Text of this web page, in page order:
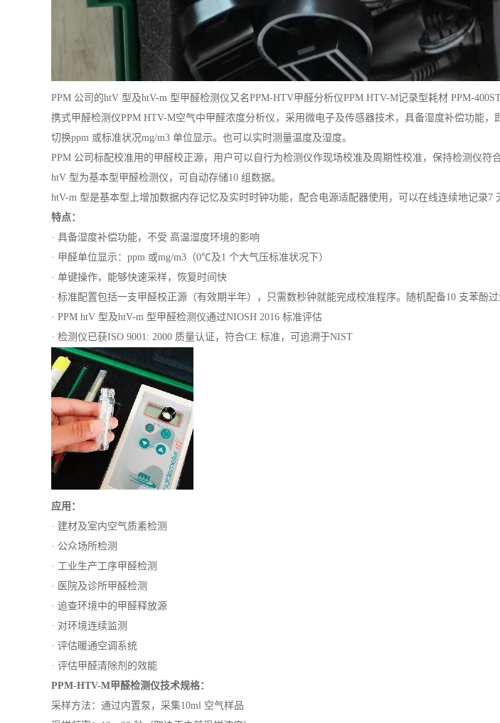
PPM 公司的htV 型及htV-m 型甲醛检测仪又名PPM-HTV甲醛分析仪PPM HTV-M记录型耗材 PPM-
携式甲醛检测仪PPM HTV-M空气中甲醛浓度分析仪，采用微电子及传感器技术，具备湿度补偿功能
切换ppm 或标准状况mg/m3 单位显示。也可以实时测量温度及湿度。
PPM 公司标配校准用的甲醛校正源，用户可以自行为检测仪作现场校准及周期性校准，保持检测仪符
htV 型为基本型甲醛检测仪，可自动存储10 组数据。
htV-m 型是基本型上增加数据内存记忆及实时时钟功能，配合电源适配器使用，可以在线连续地记录
特点：
· 具备湿度补偿功能，不受 高温湿度环境的影响
· 甲醛单位显示：ppm 或mg/m3（0℃及1 个大气压标准状况下）
· 单键操作，能够快速采样，恢复时间快
· 标准配置包括一支甲醛校正源（有效期半年），只需数秒钟就能完成校准程序。随机配备10 支苯酚
· PPM htV 型及htV-m 型甲醛检测仪通过NIOSH 2016 标准评估
· 检测仪已获ISO 9001: 2000 质量认证，符合CE 标准，可追溯于NIST
应用：
· 建材及室内空气质素检测
· 公众场所检测
· 工业生产工序甲醛检测
· 医院及诊所甲醛检测
· 追查环境中的甲醛释放源
· 对环境连续监测
· 评估暖通空调系统
· 评估甲醛清除剂的效能
PPM-HTV-M甲醛检测仪技术规格：
采样方法：通过内置泵，采集10ml 空气样品